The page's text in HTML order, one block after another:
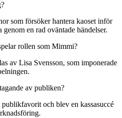
som försöker hantera kaoset inför
en rad oväntade händelser.
rollen som Mimmi?
av Lisa Svensson, som imponerade
av publiken?
och blev en kassasuccé